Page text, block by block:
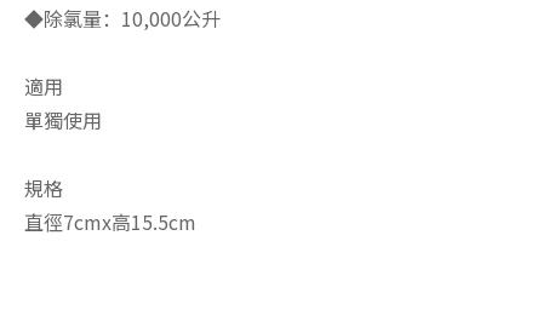
◆除氯量：10,000公升
適用
單獨使用
規格
直徑7cmx高15.5cm